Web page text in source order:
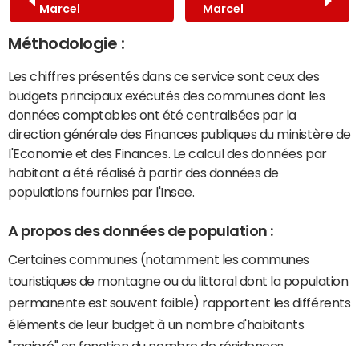
Marcel
Marcel
Méthodologie :
Les chiffres présentés dans ce service sont ceux des
budgets principaux exécutés des communes dont les
données comptables ont été centralisées par la
direction générale des Finances publiques du ministère de
l'Economie et des Finances. Le calcul des données par
habitant a été réalisé à partir des données de
populations fournies par l'Insee.
A propos des données de population :
Certaines communes (notamment les communes
touristiques de montagne ou du littoral dont la population
permanente est souvent faible) rapportent les différents
éléments de leur budget à un nombre d'habitants